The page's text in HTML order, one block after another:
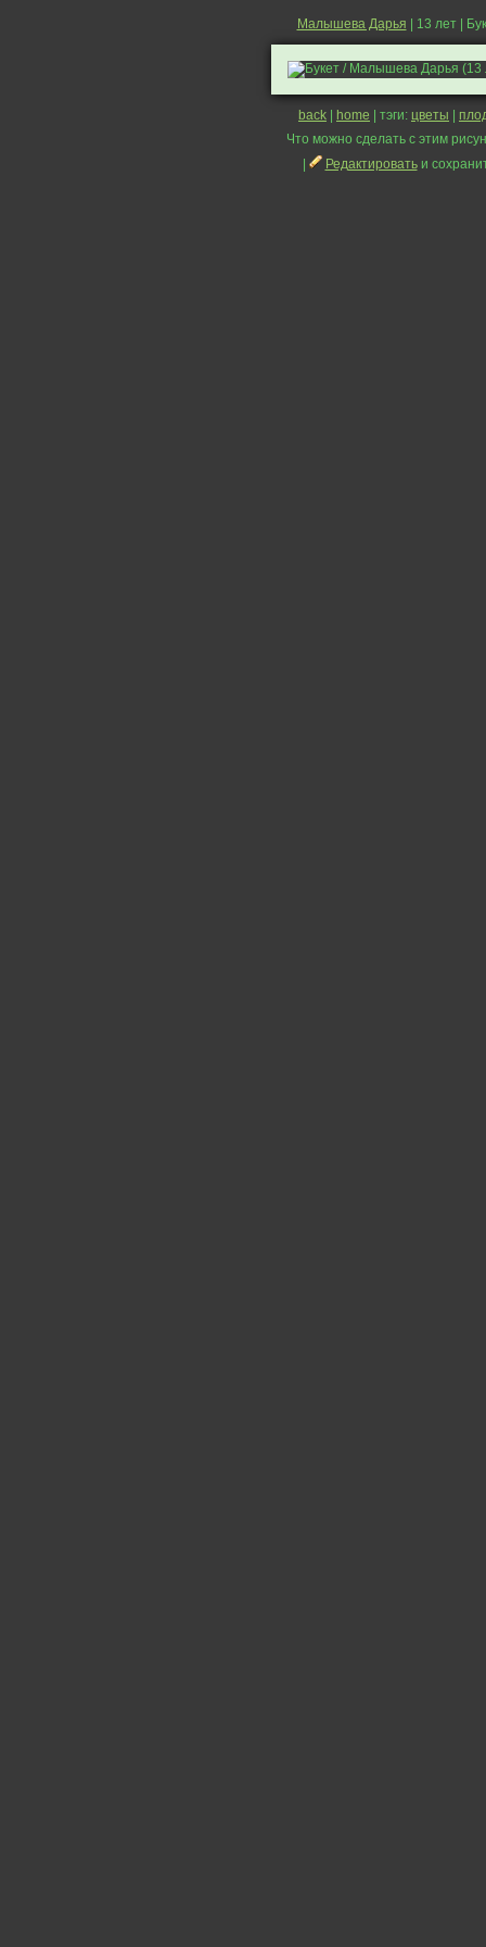
Малышева Дарья | 13 лет |
back home | тэги: цветы
Что можно сделать с этим
Редактироватьи